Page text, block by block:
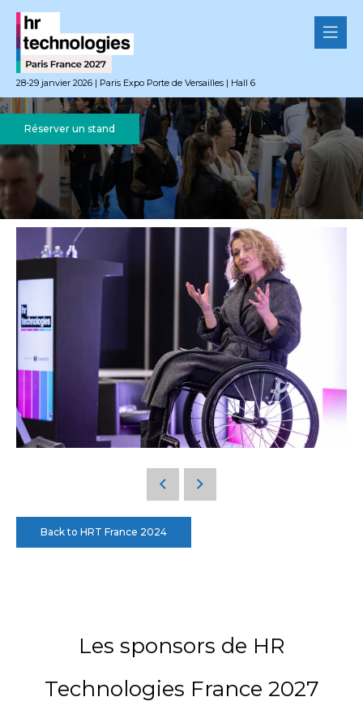
28-29 janvier 2026 | Paris Expo Porte de Versailles | Hall 6
Réserver un stand
Back to HRT France 2024
Les sponsors de HR
Technologies France 2027